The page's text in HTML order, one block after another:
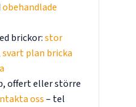
obehandlade
brickor:stor
svart plan bricka
offert eller större
oss– tel